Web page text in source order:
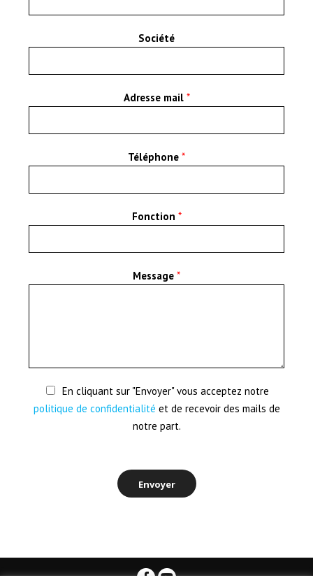
Société
Adresse mail *
Téléphone *
Fonction *
Message *
En cliquant sur "Envoyer" vous acceptez notre
politique de confidentialité et de recevoir des mails de
notre part.
Envoyer